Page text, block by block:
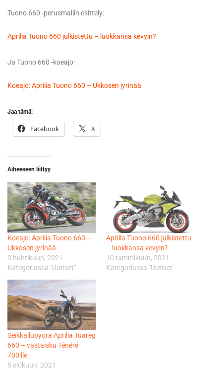
Tuono 660 -perusmallin esittely:
Aprilia Tuono 660 julkistettu – luokkansa kevyin?
Ja Tuono 660 -koeajo:
Koeajo: Aprilia Tuono 660 – Ukkosen jyrinää
Jaa tämä:
Facebook X
Aiheeseen liittyy
Koeajo: Aprilia Tuono 660 –
Ukkosen jyrinää
3 huhtikuun, 2021
Kategoriassa "Uutiset"
Aprilia Tuono 660 julkistettu
– luokkansa kevyin?
10 tammikuun, 2021
Kategoriassa "Uutiset"
Seikkailupyörä Aprilia Tuareg
660 – vastaisku Ténéré
700:lle
5 elokuun, 2021